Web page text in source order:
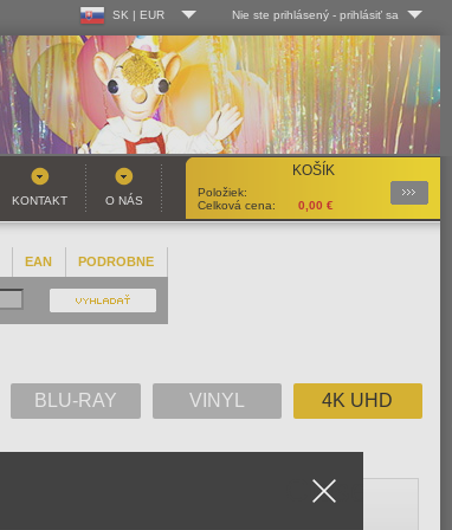
SK | EUR
CZ | Kč
SK | EUR
Nie ste prihlásený - prihlásiť sa
Log-in
Užív. meno:
Heslo:
Registrácia
KOŠÍK
Položiek:
Celková cena:
0,00 €
Podrobnosti
KONTAKT O NÁS
EAN PODROBNE
BLU-RAY VINYL 4K UHD
Close